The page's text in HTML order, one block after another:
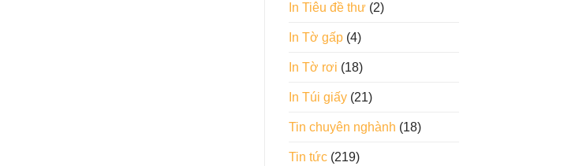
In Tiêu đề thư(2)
In Tờ gấp(4)
In Tờ rơi (18)
In Túi giấy(21)
Tin chuyên nghành (18)
Tin tức(219)